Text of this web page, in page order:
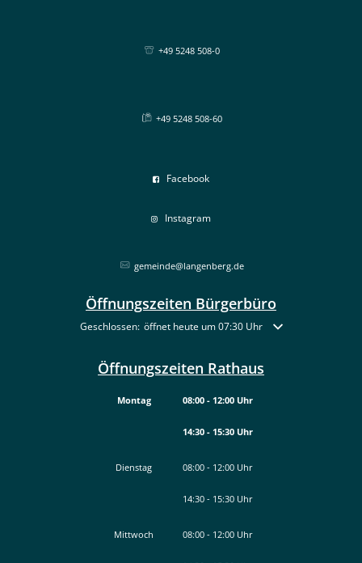
+49 5248 508-0
+49 5248 508-60
Facebook
Instagram
gemeinde@langenberg.de
Öffnungszeiten Bürgerbüro
Klicken, um weitere Öffnungs- oder Schließzeiten
Geschlossen: öffnet heute um 07:30 Uhr
Öffnungszeiten Rathaus
Montag 08:00- 12:00Uhr
Von 08:00 bis 12:00 Uhr
14:30- 15:30Uhr
Von 14:30 bis 15:30 Uhr
Dienstag 08:00- 12:00Uhr
Von 08:00 bis 12:00 Uhr
14:30- 15:30Uhr
Von 14:30 bis 15:30 Uhr
Mittwoch 08:00- 12:00Uhr